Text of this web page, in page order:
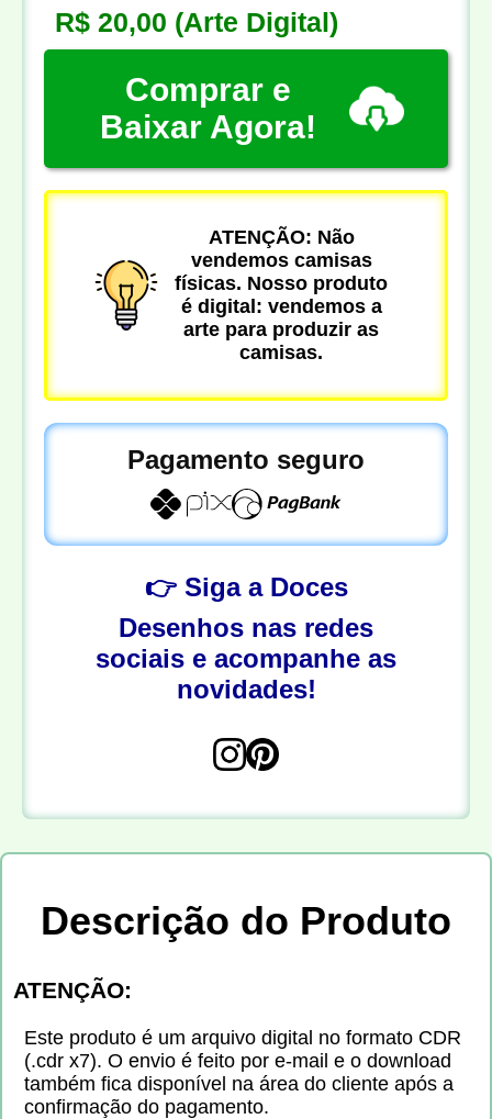
R$ 20,00 (Arte Digital)
Comprar e
Baixar Agora!
ATENÇÃO: Não
vendemos camisas
físicas. Nosso produto
é digital: vendemos a
arte para produzir as
camisas.
Pagamento seguro
👉 Siga a Doces
Desenhos nas redes
sociais e acompanhe as
novidades!
Descrição do Produto
ATENÇÃO:
Este produto é um arquivo digital no formato CDR
(.cdr x7). O envio é feito por e-mail e o download
também fica disponível na área do cliente após a
confirmação do pagamento.